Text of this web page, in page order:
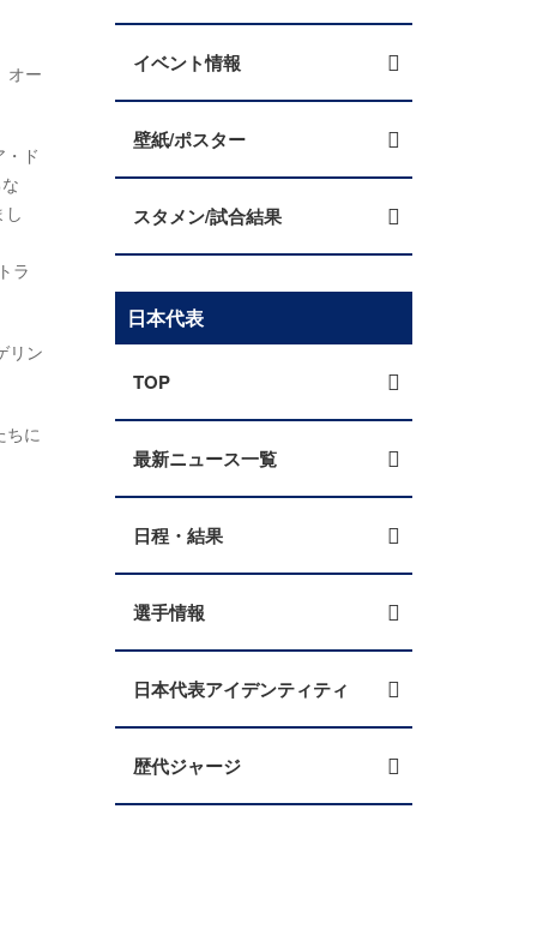
オー
ド
ラ
リン
ちに
イベント情報
壁紙/ポスター
スタメン/試合結果
日本代表
TOP
最新ニュース一覧
日程・結果
選手情報
日本代表アイデンティティ
歴代ジャージ